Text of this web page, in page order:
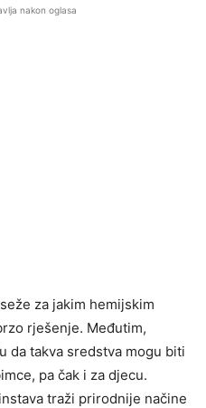
nakon oglasa
za jakim hemijskim
rješenje. Međutim,
da takva sredstva mogu biti
pa čak i za djecu.
traži prirodnije načine